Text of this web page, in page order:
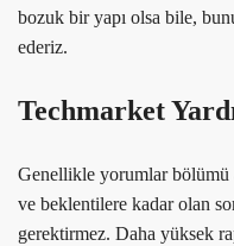
bozuk bir yapı olsa bile,
ederiz.
Techmarket
Genellikle yorumlar bölümü
ve beklentilere kadar olan
gerektirmez. Daha yüksek